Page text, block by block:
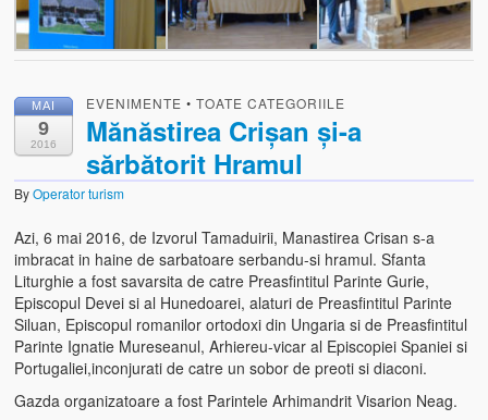
MAI
9
2016
EVENIMENTE •TOATE CATEGORIILE
Mănăstirea Crișan și-a
sărbătorit Hramul
ByOperator turism
Azi, 6 mai 2016, de Izvorul Tamaduirii, Manastirea Crisan s-a
imbracat in haine de sarbatoare serbandu-si hramul. Sfanta
Liturghie a fost savarsita de catre Preasfintitul Parinte Gurie,
Episcopul Devei si al Hunedoarei, alaturi de Preasfintitul Parinte
Siluan, Episcopul romanilor ortodoxi din Ungaria si de Preasfintitul
Parinte Ignatie Mureseanul, Arhiereu-vicar al Episcopiei Spaniei si
Portugaliei,inconjurati de catre un sobor de preoti si diaconi.
Gazda organizatoare a fost Parintele Arhimandrit Visarion Neag.